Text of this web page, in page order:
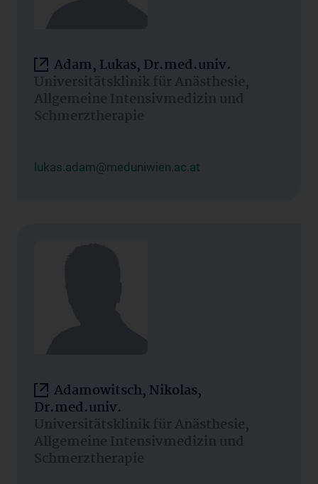
Adam, Lukas, Dr.med.univ.
Universitätsklinik für Anästhesie,
Allgemeine Intensivmedizin und
Schmerztherapie
lukas.adam@meduniwien.ac.at
Adamowitsch, Nikolas,
Dr.med.univ.
Universitätsklinik für Anästhesie,
Allgemeine Intensivmedizin und
Schmerztherapie